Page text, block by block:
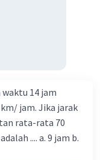
14 jam
jam. Jika jarak
rata-rata 70
9 jam b.